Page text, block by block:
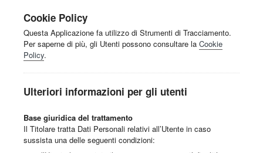
Cookie Policy
Questa Applicazione fa utilizzo di Strumenti di Tracciamento.
Per saperne di più, gli Utenti possono consultare la Cookie
Policy.
Ulteriori informazioni per gli utenti
Base giuridica del trattamento
Il Titolare tratta Dati Personali relativi all’Utente in caso
sussista una delle seguenti condizioni: